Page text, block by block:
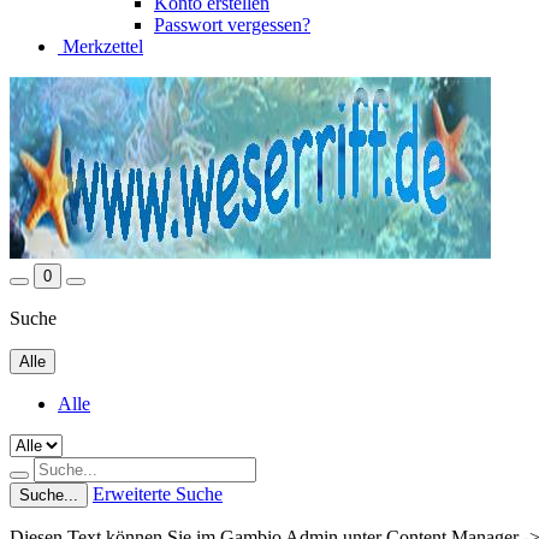
Passwort vergessen?
Merkzettel
0
Suche
Alle
Alle
Suche... Erweiterte Suche